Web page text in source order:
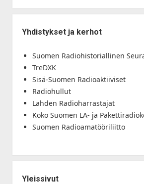
Yhdistykset ja kerhot
Suomen Radiohistoriallinen
TreDXK
Sisä-Suomen Radioaktiiviset
Radiohullut
Lahden Radioharrastajat
Koko Suomen LA- ja
Suomen Radioamatööriliitto
Yleissivut